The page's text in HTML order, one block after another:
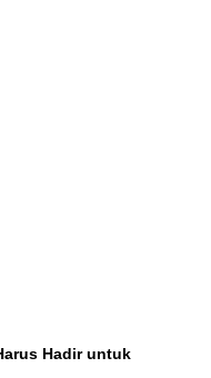
Hadir untuk